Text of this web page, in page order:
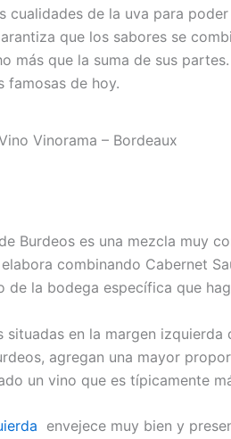
cualidades de la uva para
que los sabores se
más que la suma de sus
famosas de hoy.
Vinorama – Bordeaux
Burdeos es una mezcla muy
elabora combinando Cabernet
de la bodega específica que
situadas en la margen
agregan una mayor
un vino que es típicamente
envejece muy bien y